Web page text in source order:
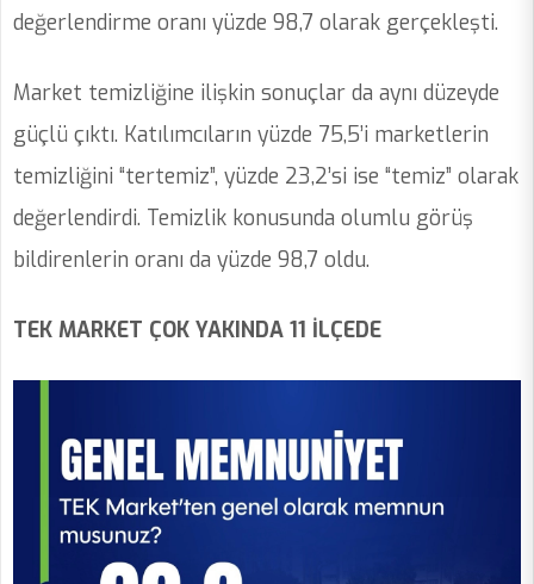
değerlendirme oranı yüzde 98,7 olarak gerçekleşti.
Market temizliğine ilişkin sonuçlar da aynı düzeyde
güçlü çıktı. Katılımcıların yüzde 75,5’i marketlerin
temizliğini “tertemiz”, yüzde 23,2’si ise “temiz” olarak
değerlendirdi. Temizlik konusunda olumlu görüş
bildirenlerin oranı da yüzde 98,7 oldu.
TEK MARKET ÇOK YAKINDA 11 İLÇEDE